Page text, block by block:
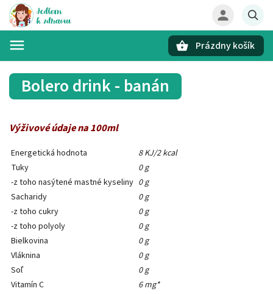
Prázdny košík
Bolero drink - banán
Výživové údaje na 100ml
Energetická hodnota
8 KJ/2 kcal
Tuky
0 g
-z toho nasýtené mastné kyseliny 0 g
Sacharidy
0 g
-z toho cukry
0 g
-z toho polyoly
0 g
Bielkovina
0 g
Vláknina
0 g
Soľ
0 g
Vitamín C
6 mg*